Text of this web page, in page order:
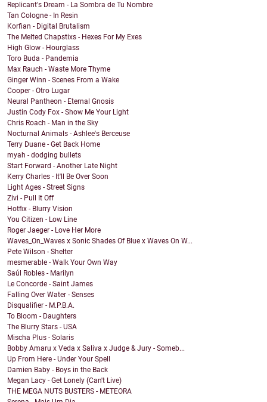
Replicant's Dream - La Sombra de Tu Nombre
Tan Cologne - In Resin
Korfian - Digital Brutalism
The Melted Chapstixs - Hexes For My Exes
High Glow - Hourglass
Toro Buda - Pandemia
Max Rauch - Waste More Thyme
Ginger Winn - Scenes From a Wake
Cooper - Otro Lugar
Neural Pantheon - Eternal Gnosis
Justin Cody Fox - Show Me Your Light
Chris Roach - Man in the Sky
Nocturnal Animals - Ashlee's Berceuse
Terry Duane - Get Back Home
myah - dodging bullets
Start Forward - Another Late Night
Kerry Charles - It'll Be Over Soon
Light Ages - Street Signs
Zivi - Pull It Off
Hotfix - Blurry Vision
You Citizen - Low Line
Roger Jaeger - Love Her More
Waves_On_Waves x Sonic Shades Of Blue x Waves On W...
Pete Wilson - Shelter
mesmerable - Walk Your Own Way
Saúl Robles - Marilyn
Le Concorde - Saint James
Falling Over Water - Senses
Disqualifier - M.P.B.A.
To Bloom - Daughters
The Blurry Stars - USA
Mischa Plus - Solaris
Bobby Amaru x Veda x Saliva x Judge & Jury - Someb...
Up From Here - Under Your Spell
Damien Baby - Boys in the Back
Megan Lacy - Get Lonely (Can't Live)
THE MEGA NUTS BUSTERS - METEORA